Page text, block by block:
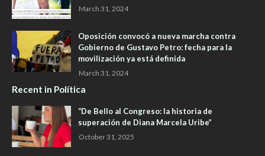
March 31, 2024
Oposición convocó a nueva marcha contra
Gobierno de Gustavo Petro: fecha para la
movilización ya está definida
March 31, 2024
Recent in Política
“De Bello al Congreso: la historia de
superación de Diana Marcela Uribe”
October 31, 2025